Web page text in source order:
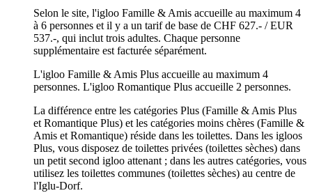
Selon le site, l'igloo Famille & Amis accueille au maximum 4
à 6 personnes et il y a un tarif de base de CHF 627.- / EUR
537.-, qui inclut trois adultes. Chaque personne
supplémentaire est facturée séparément.
L'igloo Famille & Amis Plus accueille au maximum 4
personnes. L'igloo Romantique Plus accueille 2 personnes.
La différence entre les catégories Plus (Famille & Amis Plus
et Romantique Plus) et les catégories moins chères (Famille &
Amis et Romantique) réside dans les toilettes. Dans les igloos
Plus, vous disposez de toilettes privées (toilettes sèches) dans
un petit second igloo attenant ; dans les autres catégories, vous
utilisez les toilettes communes (toilettes sèches) au centre de
l'Iglu-Dorf.